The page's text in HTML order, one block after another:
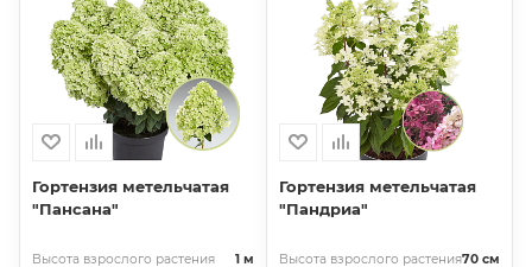
Гортензия метельчатая
"Пансана"
Высота взрослого растения 1 м
Гортензия метельчатая
"Пандриа"
Высота взрослого растения70 см